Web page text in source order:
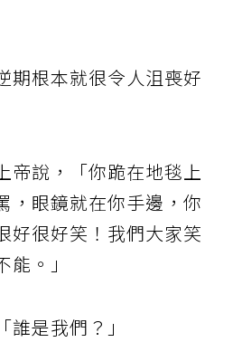
期根本就很令人沮喪好
帝說，「你跪在地毯上
，眼鏡就在你手邊，你
很好笑！我們大家笑
。」
誰是我們？」